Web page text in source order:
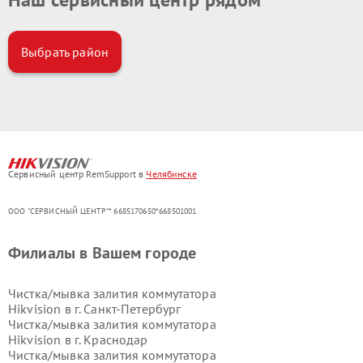
Выбрать район
Сервисный центр RemSupport в Челябинске
ООО "СЕРВИСНЫЙ ЦЕНТР"* 6685170650*668501001
Филиалы в Вашем городе
Чистка/мывка залития коммутатора
Hikvision в г. Санкт-Петербург
Чистка/мывка залития коммутатора
Hikvision в г. Краснодар
Чистка/мывка залития коммутатора